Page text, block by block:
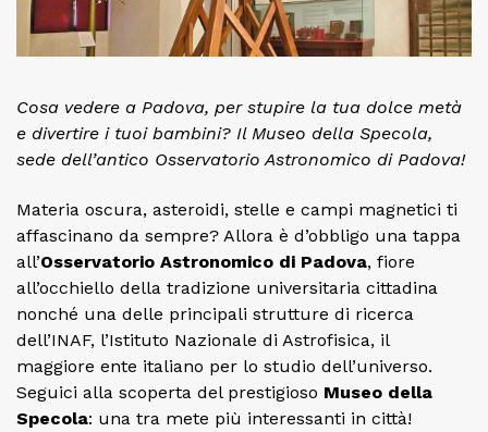
Cosa vedere a Padova, per stupire la tua dolce metà
e divertire i tuoi bambini? Il Museo della Specola,
sede dell’antico Osservatorio Astronomico di Padova!
Materia oscura, asteroidi, stelle e campi magnetici ti
affascinano da sempre? Allora è d’obbligo una tappa
all’Osservatorio Astronomico di Padova, fiore
all’occhiello della tradizione universitaria cittadina
nonché una delle principali strutture di ricerca
dell’INAF, l’Istituto Nazionale di Astrofisica, il
maggiore ente italiano per lo studio dell’universo.
Seguici alla scoperta del prestigioso Museo della
Specola: una tra mete più interessanti in città!